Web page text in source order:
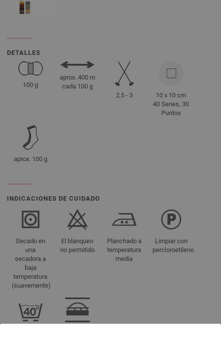
DETALLES
100 g
aprox. 400 m
cada 100 g
2,5 - 3
10 x 10 cm
40 Series, 30
Puntos
aprox. 100 g
INDICACIONES DE CUIDADO
Secado en
una
secadora a
baja
temperatura
(suavemente)
El blanqueo
no permitido
Planchado a
temperatura
media
Limpiar con
percloroetileno